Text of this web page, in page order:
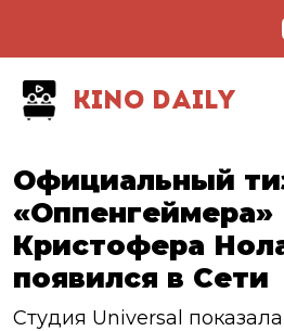
KINO DAILY
Официальный
«Оппенгеймера»
Кристофера
появился в Сети
Студия Universal